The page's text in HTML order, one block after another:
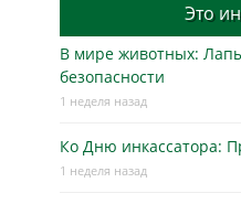
Это
В мире животных:
безопасности
1 неделя назад
Ко Дню инкассатора:
1 неделя назад